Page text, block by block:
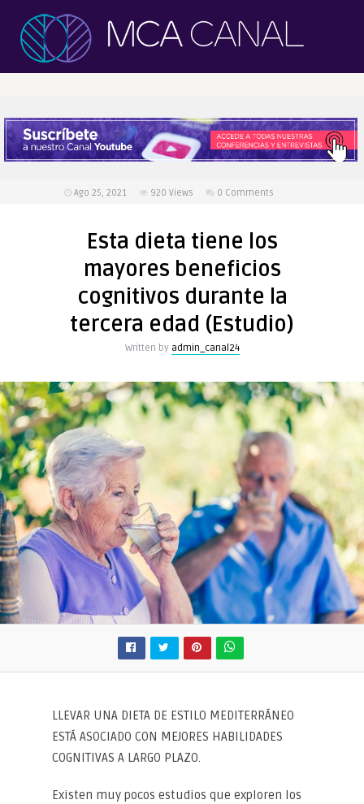
Ago 25, 2021 920 Views 0 Comments
Esta dieta tiene los
mayores beneficios
cognitivos durante la
tercera edad (Estudio)
Written by admin_canal24
LLEVAR UNA DIETA DE ESTILO MEDITERRÁNEO
ESTÁ ASOCIADO CON MEJORES HABILIDADES
COGNITIVAS A LARGO PLAZO.
Existen muy pocos estudios que exploren los